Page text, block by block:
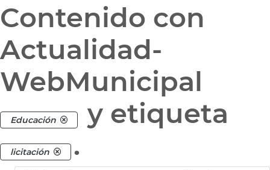
Contenido con
Actualidad-
WebMunicipal
Educación y etiqueta
licitación .